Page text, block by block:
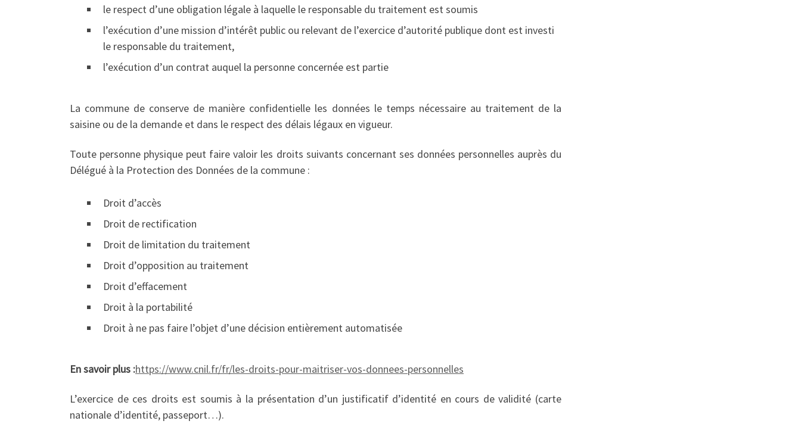
le respect d’une obligation légale à laquelle le responsable du traitement est soumis
l’exécution d’une mission d’intérêt public ou relevant de l’exercice d’autorité publique dont est investi
le responsable du traitement,
l’exécution d’un contrat auquel la personne concernée est partie
La commune de conserve de manière confidentielle les données le temps nécessaire au traitement de la
saisine ou de la demande et dans le respect des délais légaux en vigueur.
Toute personne physique peut faire valoir les droits suivants concernant ses données personnelles auprès du
Délégué à la Protection des Données de la commune :
Droit d’accès
Droit de rectification
Droit de limitation du traitement
Droit d’opposition au traitement
Droit d’effacement
Droit à la portabilité
Droit à ne pas faire l’objet d’une décision entièrement automatisée
En savoir plus :https://www.cnil.fr/fr/les-droits-pour-maitriser-vos-donnees-personnelles
L’exercice de ces droits est soumis à la présentation d’un justificatif d’identité en cours de validité (carte
nationale d’identité, passeport…).